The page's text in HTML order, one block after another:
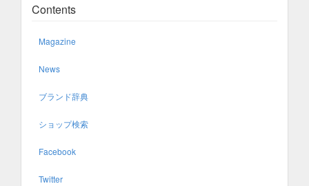
Contents
Magazine
News
ブランド辞典
ショップ検索
Facebook
Twitter